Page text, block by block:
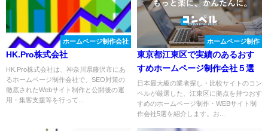
ホームページ制作会社
HK.Pro株式会社
HK.Pro株式会社は、神奈川県藤沢市にあ
るホームページ制作会社で、SEO対策の
徹底されたWebサイト制作と公開後の運
用・集客支援等を行って...
ホームページ制作
東京都江東区で実績のあるおす
すめホームページ制作会社５選
日本最大級の業者探し・比較サイトのコン
ペルが厳選した、江東区に拠点を持つおす
すめのホームページ制作・WEBサイト制
作会社5選を紹介します。お...